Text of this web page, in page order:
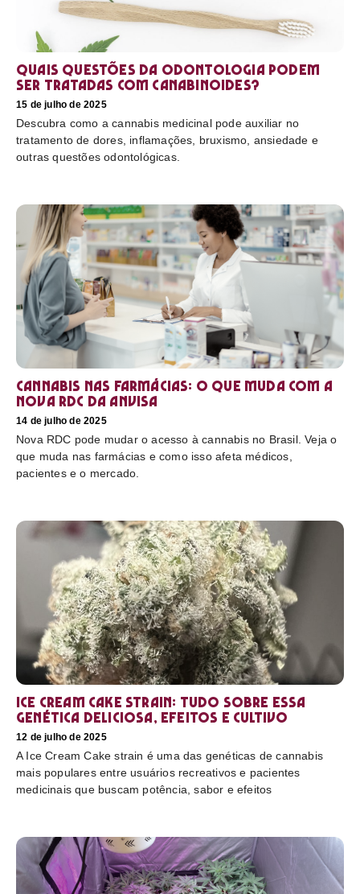
Quais questões da odontologia podem
ser tratadas com canabinoides?
15 de julho de 2025
Descubra como a cannabis medicinal pode auxiliar no
tratamento de dores, inflamações, bruxismo, ansiedade e
outras questões odontológicas.
Cannabis nas farmácias: o que muda com a
nova RDC da Anvisa
14 de julho de 2025
Nova RDC pode mudar o acesso à cannabis no Brasil. Veja o
que muda nas farmácias e como isso afeta médicos,
pacientes e o mercado.
Ice Cream Cake Strain: tudo sobre essa
genética deliciosa, efeitos e cultivo
12 de julho de 2025
A Ice Cream Cake strain é uma das genéticas de cannabis
mais populares entre usuários recreativos e pacientes
medicinais que buscam potência, sabor e efeitos